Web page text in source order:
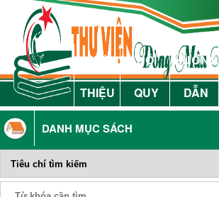
GIỚI
THIỆU
NỘI
QUY
HƯỚNG
DẪN
DANH MỤC SÁCH